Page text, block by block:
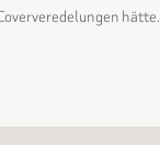
hätte.